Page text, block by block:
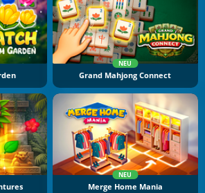
NEU
Grand Mahjong Connect
NEU
Merge Home Mania